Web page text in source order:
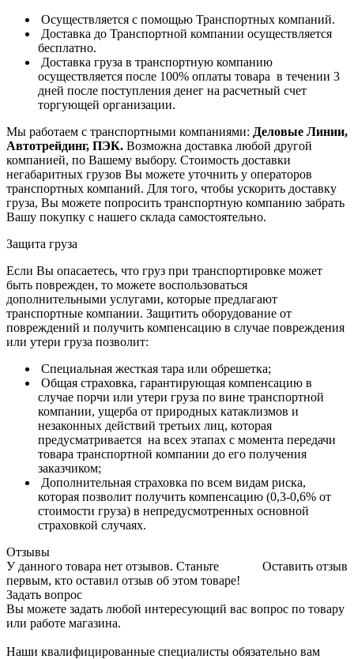
Осуществляется с помощью Транспортных компаний.
Доставка до Транспортной компании осуществляется
бесплатно.
Доставка груза в транспортную компанию
осуществляется после 100% оплаты товара в течении 3
дней после поступления денег на расчетный счет
торгующей организации.
Мы работаем с транспортными компаниями: Деловые Линии,
Автотрейдинг, ПЭК. Возможна доставка любой другой
компанией, по Вашему выбору. Стоимость доставки
негабаритных грузов Вы можете уточнить у операторов
транспортных компаний. Для того, чтобы ускорить доставку
груза, Вы можете попросить транспортную компанию забрать
Вашу покупку с нашего склада самостоятельно.
Защита груза
Если Вы опасаетесь, что груз при транспортировке может
быть поврежден, то можете воспользоваться
дополнительными услугами, которые предлагают
транспортные компании. Защитить оборудование от
повреждений и получить компенсацию в случае повреждения
или утери груза позволит:
Специальная жесткая тара или обрешетка;
Общая страховка, гарантирующая компенсацию в
случае порчи или утери груза по вине транспортной
компании, ущерба от природных катаклизмов и
незаконных действий третьих лиц, которая
предусматривается на всех этапах с момента передачи
товара транспортной компании до его получения
заказчиком;
Дополнительная страховка по всем видам риска,
которая позволит получить компенсацию (0,3-0,6% от
стоимости груза) в непредусмотренных основной
страховкой случаях.
Отзывы
Оставить отзыв
У данного товара нет отзывов. Станьте
первым, кто оставил отзыв об этом товаре!
Задать вопрос
Вы можете задать любой интересующий вас вопрос по товару
или работе магазина.
Наши квалифицированные специалисты обязательно вам